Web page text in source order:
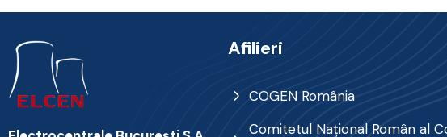
Afilieri
COGEN România
Comitetul Naţional Român al